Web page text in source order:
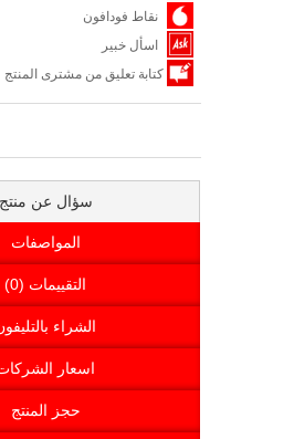
نقاط فودافون
اسأل خبير
كتابة تعليق من مشترى المنتج
سؤال عن منتج
المواصفات
التقييمات (0)
الشراء
اسعار
حجز المنتج